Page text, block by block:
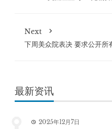
Next
下周美众院表决 要求公开所
最新资讯
2025年12月7日